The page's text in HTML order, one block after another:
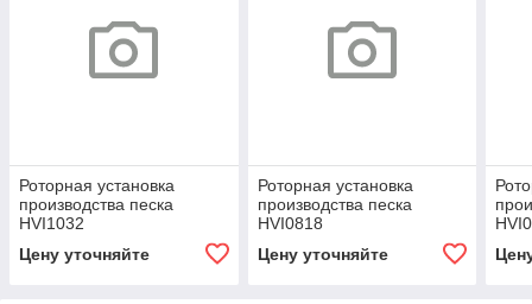
Роторная установка
производства песка
HVI1032
Цену уточняйте
Роторная установка
производства песка
HVI0818
Цену уточняйте